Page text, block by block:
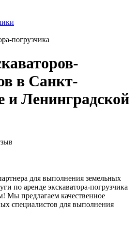
погрузчика
в Санкт-
и Ленинградской
для выполнения земельных
по аренде экскаватора-погрузчика
Мы предлагаем качественное
специалистов для выполнения